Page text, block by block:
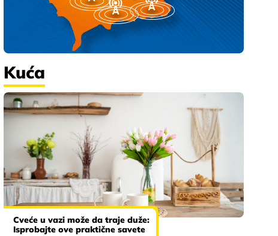
Kuća
Cveće u vazi može da traje duže:
Isprobajte ove praktične savete